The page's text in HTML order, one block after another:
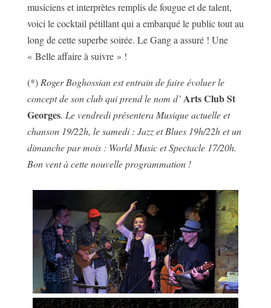
musiciens et interprètes remplis de fougue et de talent,
voici le cocktail pétillant qui a embarqué le public tout au
long de cette superbe soirée. Le Gang a assuré ! Une
« Belle affaire à suivre » !
(*)Roger Boghossian est entrain de faire évoluer le
concept de son club qui prend le nom d’Arts Club St
Georges. Le vendredi présentera Musique actuelle et
chanson 19/22h, le samedi : Jazz et Blues 19h/22h et un
dimanche par mois : World Music et Spectacle 17/20h.
Bon vent à cette nouvelle programmation !